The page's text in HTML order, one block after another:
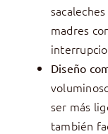
madres
Diseño
ser más
también